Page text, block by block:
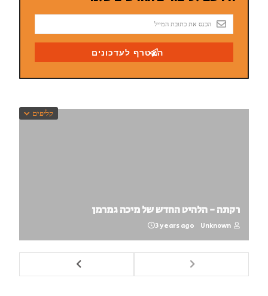
קליפים
רקתה - הלהיט החדש של מיכה גמרמן
Unknown
3 years ago